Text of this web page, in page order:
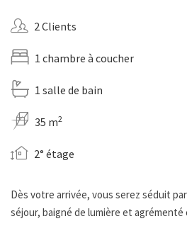
2 Clients
1 chambre à coucher
1 salle de bain
35 m2
2° étage
Dès votre arrivée, vous serez séduit
séjour, baigné de lumière et agrémenté